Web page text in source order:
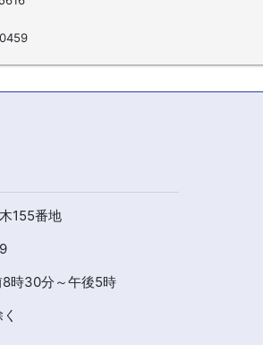
155番地
8時30分～午後5時